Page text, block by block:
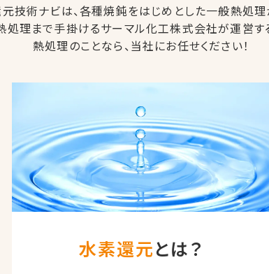
技術ナビは、各種焼鈍をはじめとした一般熱処
理まで手掛けるサーマル化工株式会社が運営す
熱処理のことなら、当社にお任せください！
水素還元とは？